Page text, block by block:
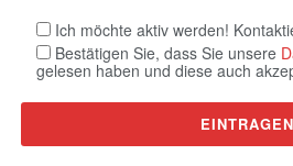
Ich möchte aktiv werden!
Bestätigen Sie, dass Sie unsere
gelesen haben und diese auch